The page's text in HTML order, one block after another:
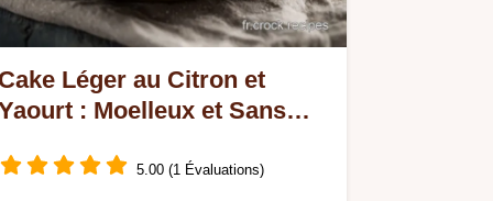
Léger au Citron et
: Moelleux et Sans
5.00 (1 Évaluations)